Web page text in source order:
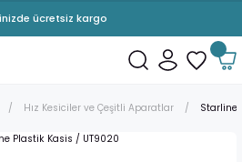
ücretsiz kargo
Hız Kesiciler ve Çeşitli Aparatlar Starline